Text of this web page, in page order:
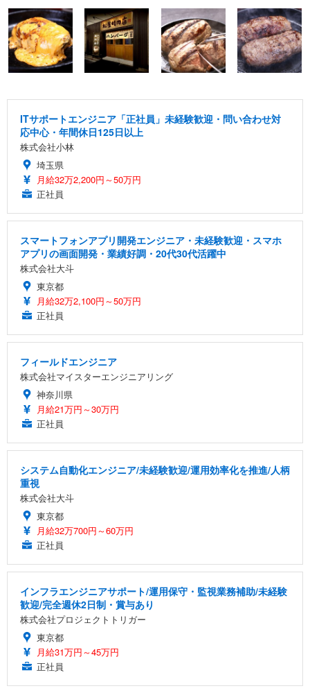
ITサポートエンジニア「正社員」未経験歓迎・問い合わせ対
応中心・年間休日125日以上
株式会社小林
埼玉県
月給32万2,200円～50万円
正社員
スマートフォンアプリ開発エンジニア・未経験歓迎・スマホ
アプリの画面開発・業績好調・20代30代活躍中
株式会社大斗
東京都
月給32万2,100円～50万円
正社員
フィールドエンジニア
株式会社マイスターエンジニアリング
神奈川県
月給21万円～30万円
正社員
システム自動化エンジニア/未経験歓迎/運用効率化を推進/人柄
重視
株式会社大斗
東京都
月給32万700円～60万円
正社員
インフラエンジニアサポート/運用保守・監視業務補助/未経験
歓迎/完全週休2日制・賞与あり
株式会社プロジェクトトリガー
東京都
月給31万円～45万円
正社員